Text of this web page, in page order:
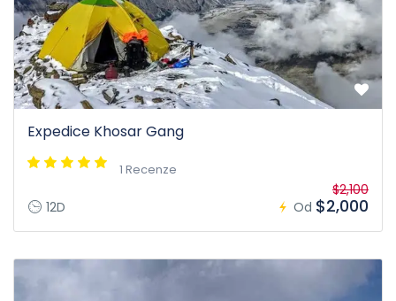
Expedice Khosar Gang
1 Recenze
12D Od
$2,100
$2,000